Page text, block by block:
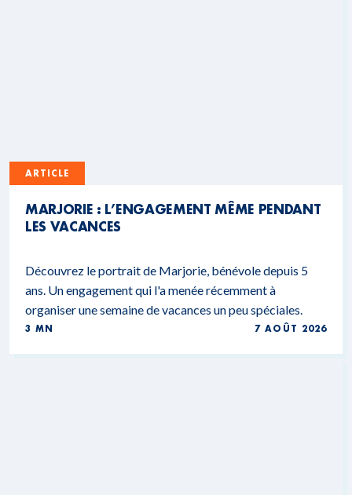
ARTICLE
MARJORIE : L’ENGAGEMENT MÊME PENDANT
LES VACANCES
Découvrez le portrait de Marjorie, bénévole depuis 5
ans. Un engagement qui l'a menée récemment à
organiser une semaine de vacances un peu spéciales.
3 MN 7 AOÛT 2026